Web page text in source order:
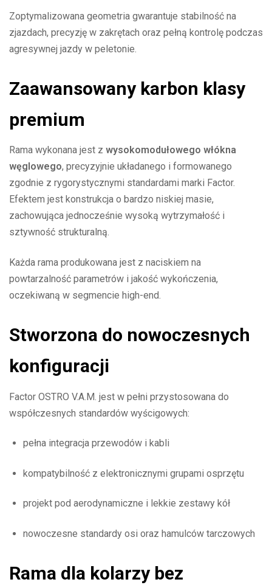
Zoptymalizowana geometria gwarantuje stabilność na
zjazdach, precyzję w zakrętach oraz pełną kontrolę podczas
agresywnej jazdy w peletonie.
Zaawansowany karbon klasy
premium
Rama wykonana jest z wysokomodułowego włókna
węglowego, precyzyjnie układanego i formowanego
zgodnie z rygorystycznymi standardami marki Factor.
Efektem jest konstrukcja o bardzo niskiej masie,
zachowująca jednocześnie wysoką wytrzymałość i
sztywność strukturalną.
Każda rama produkowana jest z naciskiem na
powtarzalność parametrów i jakość wykończenia,
oczekiwaną w segmencie high-end.
Stworzona do nowoczesnych
konfiguracji
Factor OSTRO V.A.M. jest w pełni przystosowana do
współczesnych standardów wyścigowych:
pełna integracja przewodów i kabli
kompatybilność z elektronicznymi grupami osprzętu
projekt pod aerodynamiczne i lekkie zestawy kół
nowoczesne standardy osi oraz hamulców tarczowych
Rama dla kolarzy bez